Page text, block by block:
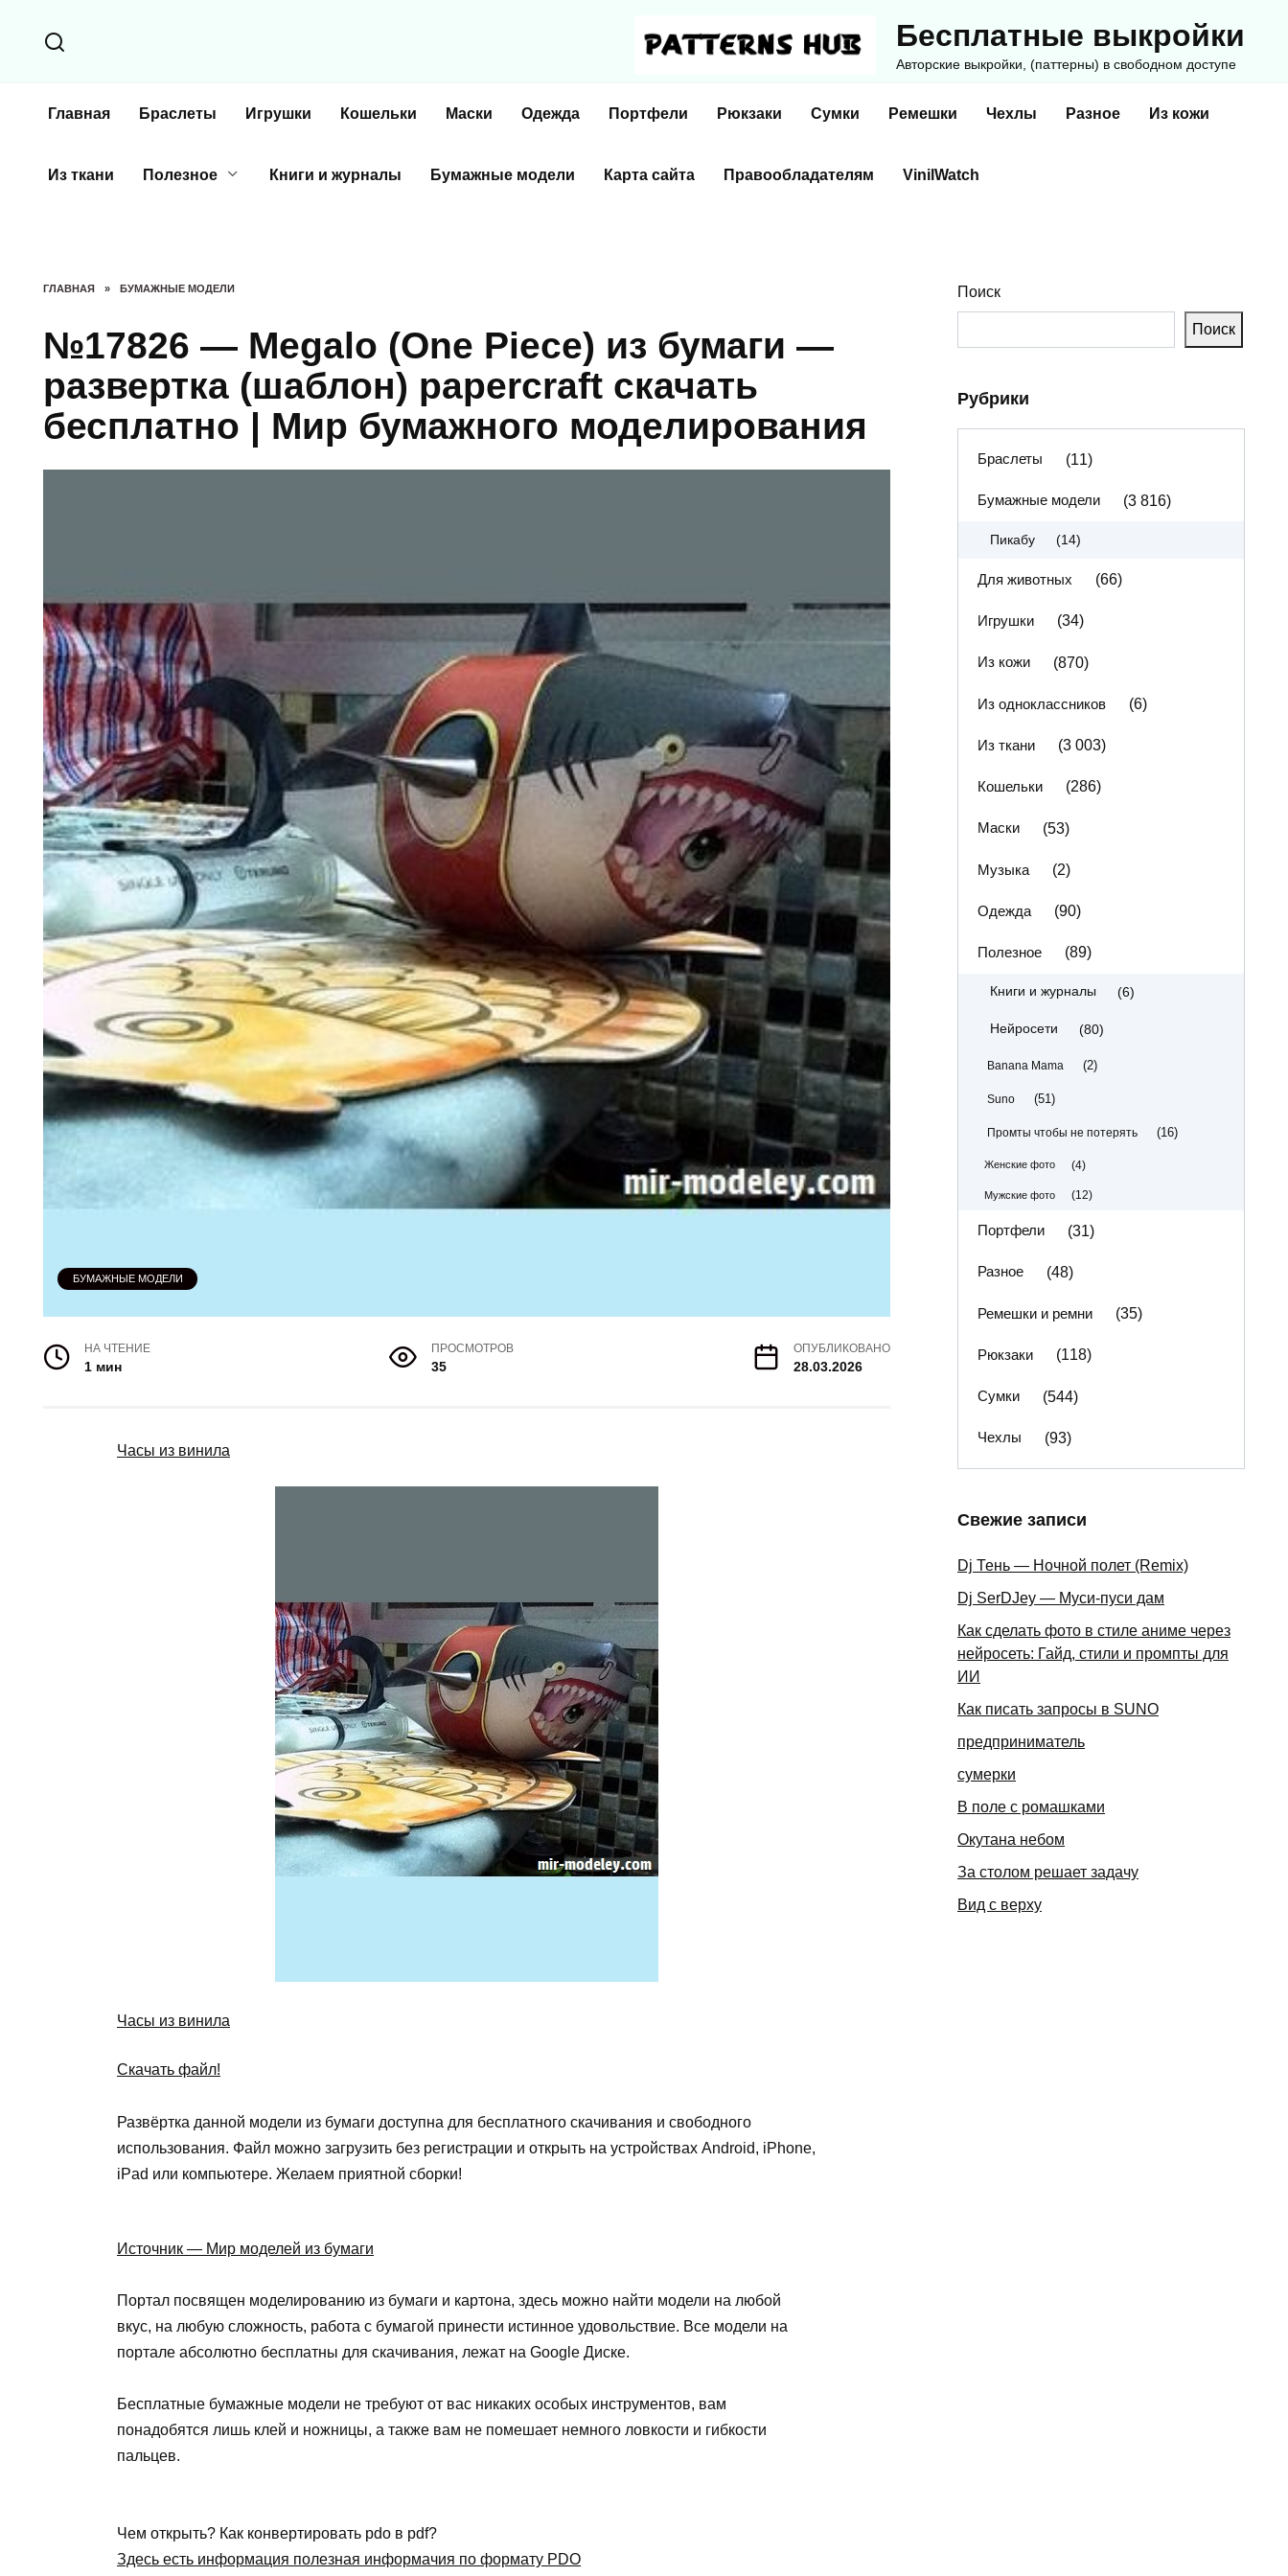
содержанию
Бесплатные выкройки
Авторские выкройки, (паттерны) в свободном доступе
Главная Браслеты Игрушки Кошельки Маски Одежда Портфели Рюкзаки Сумки Ремешки Чехлы Разное Из кожи
Из ткани Полезное Книги и журналы Бумажные модели Карта сайта Правообладателям VinilWatch
ГЛАВНАЯ » БУМАЖНЫЕ МОДЕЛИ
№17826 — Megalo (One Piece) из бумаги —
развертка (шаблон) papercraft скачать
бесплатно | Мир бумажного моделирования
БУМАЖНЫЕ МОДЕЛИ
НА ЧТЕНИЕ
1 мин
ПРОСМОТРОВ
35
ОПУБЛИКОВАНО
28.03.2026
Часы из винила
Часы из винила
Скачать файл!
Развёртка данной модели из бумаги доступна для бесплатного скачивания и свободного
использования. Файл можно загрузить без регистрации и открыть на устройствах Android, iPhone,
iPad или компьютере. Желаем приятной сборки!
Источник — Мир моделей из бумаги
Портал посвящен моделированию из бумаги и картона, здесь можно найти модели на любой
вкус, на любую сложность, работа с бумагой принести истинное удовольствие. Все модели на
портале абсолютно бесплатны для скачивания, лежат на Google Диске.
Бесплатные бумажные модели не требуют от вас никаких особых инструментов, вам
понадобятся лишь клей и ножницы, а также вам не помешает немного ловкости и гибкости
пальцев.
Чем открыть? Как конвертировать pdo в pdf?
Здесь есть информация полезная информачия по формату PDO
Поиск
Поиск
Рубрики
Браслеты (11)
Бумажные модели (3 816)
Пикабу (14)
Для животных (66)
Игрушки (34)
Из кожи (870)
Из одноклассников (6)
Из ткани (3 003)
Кошельки (286)
Маски (53)
Музыка (2)
Одежда (90)
Полезное (89)
Книги и журналы (6)
Нейросети (80)
Banana Mama (2)
Suno (51)
Промты чтобы не потерять (16)
Женские фото (4)
Мужские фото (12)
Портфели (31)
Разное (48)
Ремешки и ремни (35)
Рюкзаки (118)
Сумки (544)
Чехлы (93)
Свежие записи
Dj Тень — Ночной полет (Remix)
Dj SerDJey — Муси-пуси дам
Как сделать фото в стиле аниме через
нейросеть: Гайд, стили и промпты для
ИИ
Как писать запросы в SUNO
предприниматель
сумерки
В поле с ромашками
Окутана небом
За столом решает задачу
Вид с верху